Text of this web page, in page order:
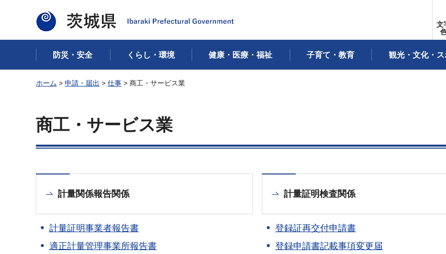
茨城県
文
防災・安全 くらし・環境 健康・医療・福祉 子育て・教育 観光・文化・
ホーム > 申請・届出 > 仕事 > 商工・サービス業
商工・サービス業
計量関係報告関係
計量証明事業者報告書
適正計量管理事業所報告書
計量証明検査関係
登録証再交付申請書
登録申請書記載事項変更届